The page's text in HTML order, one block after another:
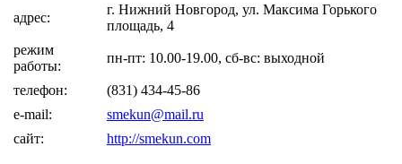
адрес:
г. Нижний Новгород, ул. Максима Горького
площадь, 4
режим
работы:
пн-пт: 10.00-19.00, сб-вс: выходной
телефон:
(831) 434-45-86
e-mail:
smekun@mail.ru
сайт:
http://smekun.com